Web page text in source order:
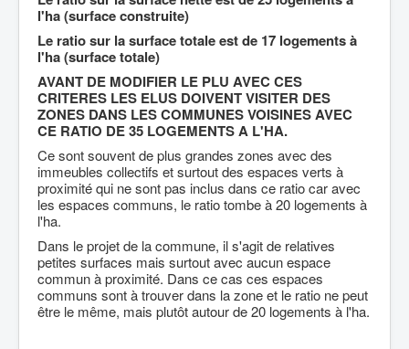
l'ha (surface construite)
Le ratio sur la surface totale est de 17 logements à
l'ha (surface totale)
AVANT DE MODIFIER LE PLU AVEC CES
CRITERES LES ELUS DOIVENT VISITER DES
ZONES DANS LES COMMUNES VOISINES AVEC
CE RATIO DE 35 LOGEMENTS A L'HA.
Ce sont souvent de plus grandes zones avec des
immeubles collectifs et surtout des espaces verts à
proximité qui ne sont pas inclus dans ce ratio car avec
les espaces communs, le ratio tombe à 20 logements à
l'ha.
Dans le projet de la commune, il s'agit de relatives
petites surfaces mais surtout avec aucun espace
commun à proximité. Dans ce cas ces espaces
communs sont à trouver dans la zone et le ratio ne peut
être le même, mais plutôt autour de 20 logements à l'ha.